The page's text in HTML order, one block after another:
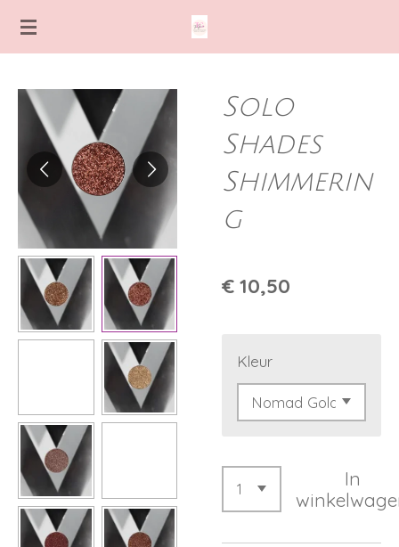
Ga
hoofdinhoud
Solo
Shades
Shimmerin
g
€ 10,50
Kleur
In